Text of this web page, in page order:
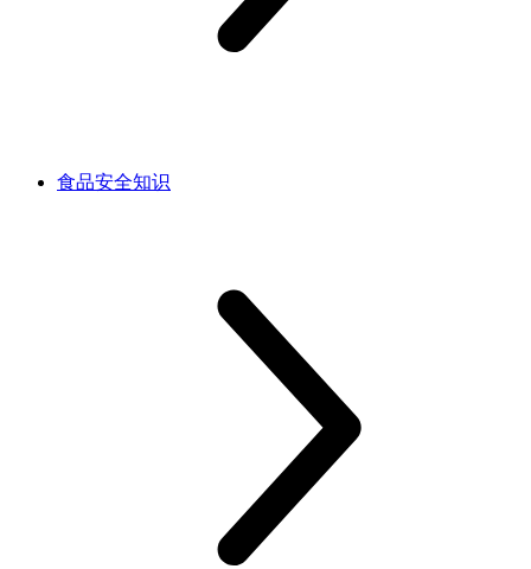
食品安全知识